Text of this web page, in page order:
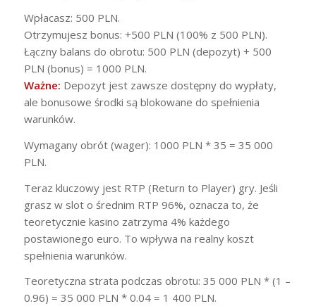
Wpłacasz: 500 PLN.
Otrzymujesz bonus: +500 PLN (100% z 500 PLN).
Łączny balans do obrotu: 500 PLN (depozyt) + 500
PLN (bonus) = 1000 PLN.
Ważne: Depozyt jest zawsze dostępny do wypłaty,
ale bonusowe środki są blokowane do spełnienia
warunków.
Wymagany obrót (wager): 1000 PLN * 35 = 35 000
PLN.
Teraz kluczowy jest RTP (Return to Player) gry. Jeśli
grasz w slot o średnim RTP 96%, oznacza to, że
teoretycznie kasino zatrzyma 4% każdego
postawionego euro. To wpływa na realny koszt
spełnienia warunków.
Teoretyczna strata podczas obrotu: 35 000 PLN * (1 –
0.96) = 35 000 PLN * 0.04 = 1 400 PLN.